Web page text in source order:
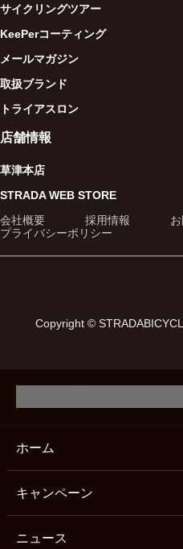
サイクリングツアー
KeePerコーティング
メールマガジン
取扱ブランド
トライアスロン
店舗情報
草津本店
STRADA WEB STORE
会社概要 採用情報
プライバシーポリシー
Copyright ©
ホーム
キャンペーン
ニュース